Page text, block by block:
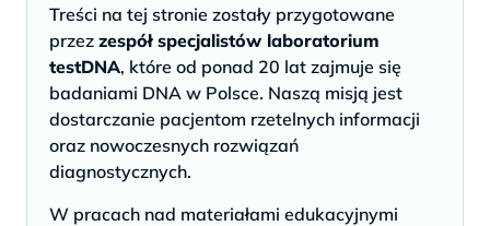
Treści na tej stronie zostały przygotowane
przez zespół specjalistów laboratorium
testDNA, które od ponad 20 lat zajmuje się
badaniami DNA w Polsce. Naszą misją jest
dostarczanie pacjentom rzetelnych informacji
oraz nowoczesnych rozwiązań
diagnostycznych.
W pracach nad materiałami edukacyjnymi